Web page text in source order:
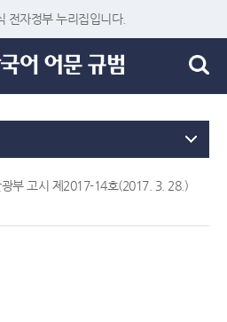
전자정부 누리집입니다.
부 고시 제2017-14호(2017. 3. 28.)